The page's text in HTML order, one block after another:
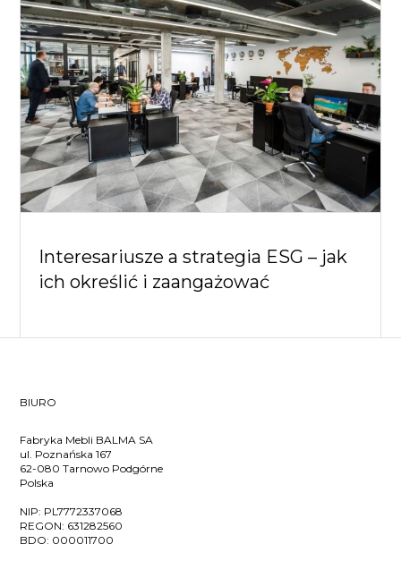
Interesariusze a strategia ESG – jak
ich określić i zaangażować
BIURO
Fabryka Mebli BALMA SA
ul. Poznańska 167
62-080 Tarnowo Podgórne
Polska
NIP: PL7772337068
REGON: 631282560
BDO: 000011700